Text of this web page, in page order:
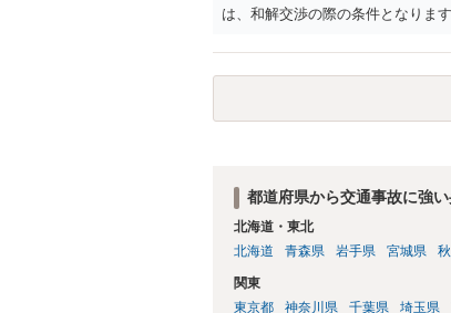
は、和解交渉の際の条件となりま
に、交渉の方向性につき、最寄り
都道府県から交通事故に強
北海道・東北
北海道
青森県 岩手県 宮城県
関東
東京都
神奈川県 千葉県 埼玉県